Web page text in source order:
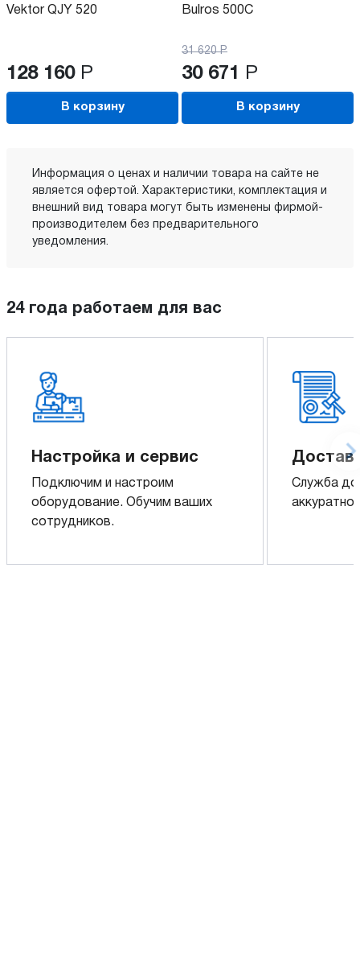
Vektor QJY 520
128 160 Р
В корзину
Bulros 500C
31 620 Р
30 671 Р
В корзину
Информация о ценах и наличии товара на сайте не
является офертой. Характеристики, комплектация и
внешний вид товара могут быть изменены фирмой-
производителем без предварительного
уведомления.
24 года работаем для вас
Настройка и сервис
Подключим и настроим
оборудование. Обучим ваших
сотрудников.
Служба
аккуратно